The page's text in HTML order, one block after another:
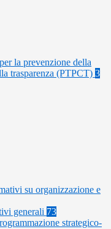
la prevenzione della
trasparenza (PTPCT) 3
su organizzazione e
generali 73
strategico-